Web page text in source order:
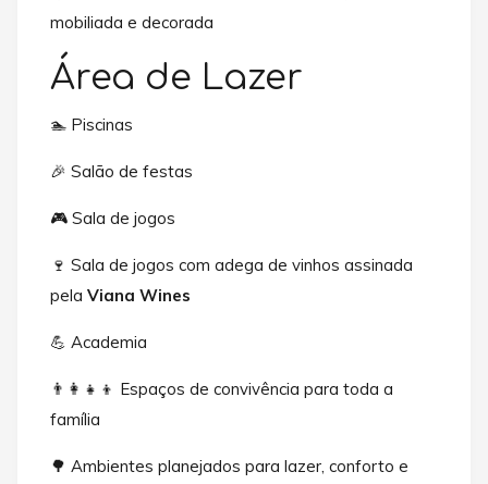
mobiliada e decorada
Área de Lazer
🏊 Piscinas
🎉 Salão de festas
🎮 Sala de jogos
🍷 Sala de jogos com adega de vinhos assinada
pela Viana Wines
💪 Academia
👨‍👩‍👧‍👦 Espaços de convivência para toda a
família
🌳 Ambientes planejados para lazer, conforto e